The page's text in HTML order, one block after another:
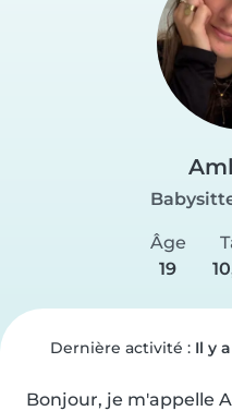
Âge
19
Dernière activité : Il y
Bonjour, je m'appelle